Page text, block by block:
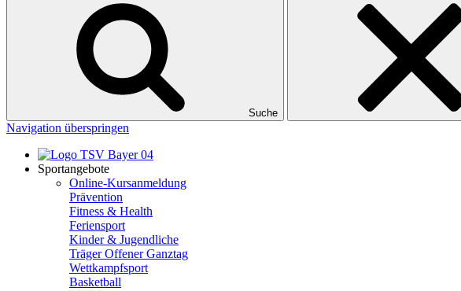
Suche
Navigation überspringen
Sportangebote
Online-Kursanmeldung
Prävention
Fitness & Health
Feriensport
Kinder & Jugendliche
Träger Offener Ganztag
Wettkampfsport
Basketball